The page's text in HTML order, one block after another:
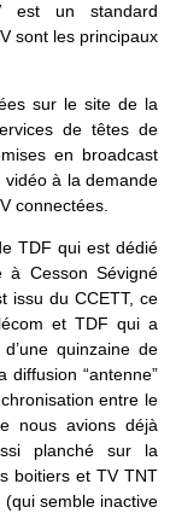
est un standard
sont les principaux
sur le site de la
de têtes de
en broadcast
à la demande
connectées.
TDF qui est dédié
à Cesson Sévigné
issu du CCETT, ce
et TDF qui a
quinzaine de
“antenne”
entre le
nous avions déjà
planché sur la
boitiers et TV TNT
(qui semble inactive